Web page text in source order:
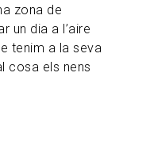
zona de
un dia a l’aire
tenim a la seva
cosa els nens